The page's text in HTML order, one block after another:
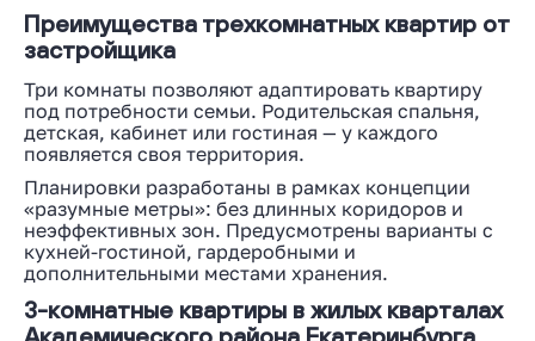
Преимущества трехкомнатных квартир от
застройщика
Три комнаты позволяют адаптировать квартиру
под потребности семьи. Родительская спальня,
детская, кабинет или гостиная — у каждого
появляется своя территория.
Планировки разработаны в рамках концепции
«разумные метры»: без длинных коридоров и
неэффективных зон. Предусмотрены варианты с
кухней-гостиной, гардеробными и
дополнительными местами хранения.
3-комнатные квартиры в жилых кварталах